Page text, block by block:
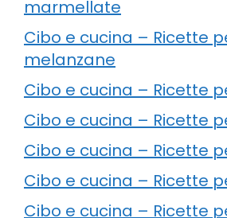
marmellate
Cibo e cucina – Ricette
melanzane
Cibo e cucina – Ricette
Cibo e cucina – Ricette
Cibo e cucina – Ricette
Cibo e cucina – Ricette
Cibo e cucina – Ricette